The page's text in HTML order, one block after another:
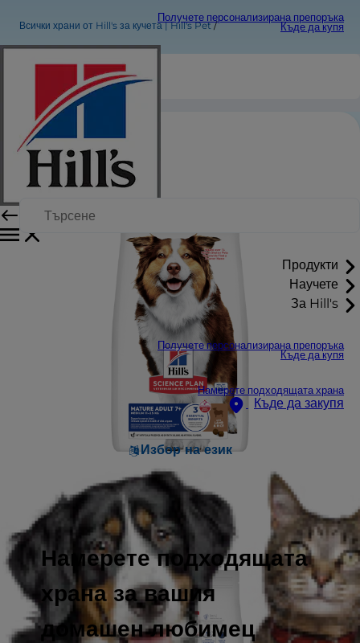
Получете персонализирана препоръка
Къде да купя
Продукти
Научете
За Hill's
Получете персонализирана препоръка
Къде да купя
Намерете подходящата храна
Къде да закупя
Избор на език
Намерете подходящата
храна за вашия
домашен любимец
Всички храни от Hill's за кучета | Hill's Pet